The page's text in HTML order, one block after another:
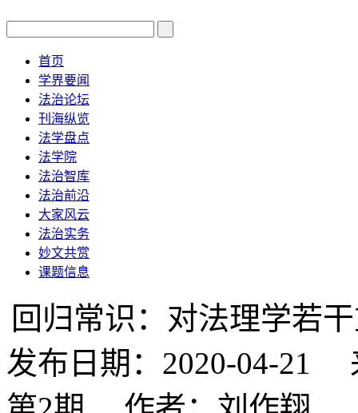
首页
学界要闻
法治论坛
刊海纵览
法学盘点
法学院
法治智库
法治前沿
大家风云
法治实务
妙文共赏
课题信息
回归常识：对法理学若
发布日期：2020-04-21